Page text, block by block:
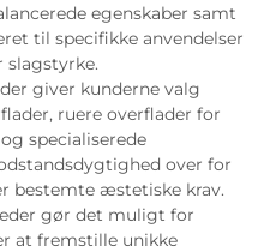
egenskaber samt
til specifikke anvendelser
slagstyrke.
giver kunderne valg
ruere overflader for
specialiserede
over for
bestemte æstetiske krav.
gør det muligt for
at fremstille unikke